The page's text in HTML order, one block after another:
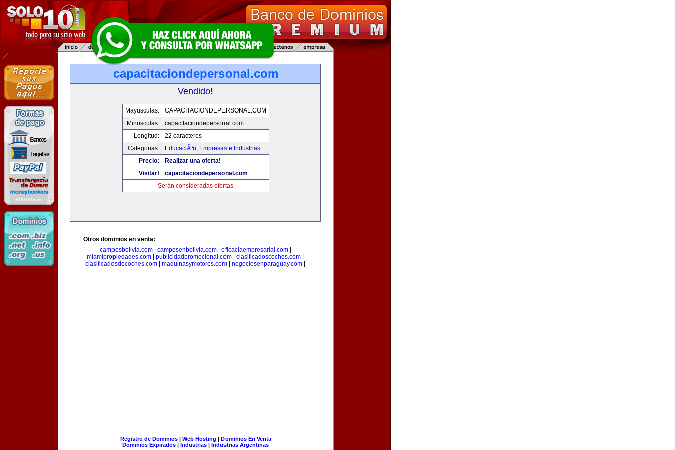
capacitaciondepersonal.com
Vendido!
Mayusculas:
CAPACITACIONDEPERSONAL.COM
Minusculas:
capacitaciondepersonal.com
Longitud:
22 caracteres
Categorias:
EducaciÃ³n, Empresas e Industrias
Precio:
Realizar una oferta!
Visitar!
capacitaciondepersonal.com
Serán consideradas ofertas
Otros dominios en venta:
camposbolivia.com| camposenbolivia.com| eficaciaempresarial.com|
miamipropiedades.com
publicidadpromocional.com clasificadoscoches.com
clasificadosdecoches.com
maquinasymotores.com negociosenparaguay.com
Registro de Dominios| Web Hosting | Dominios En Venta
Dominios Expirados | Industrias | Industrias Argentinas